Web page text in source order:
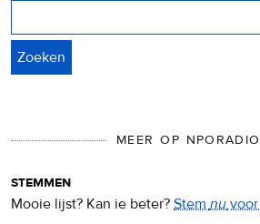
MEER OP
stemmen
Mooie lijst? Kan ie beter? Stemnuvoor